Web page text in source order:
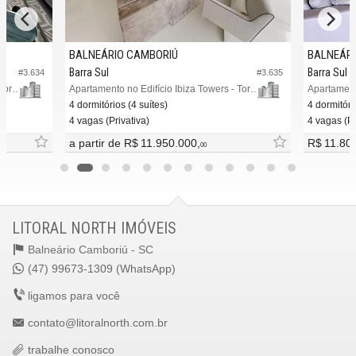
Av. Atlântica.
Barra Sul
Balneário Camboriú /SC
ver mapa abaixo
#3.634
Apartamento no Edifício Ibiza Towers - Torre Central
#3.635
BALNEÁRIO CAMBORIÚ
Barra Sul
Apartamento no Edifício Ibiza Towers - Torre Sul
4 dormitórios (4 suítes)
4 vagas (Privativa)
a partir de R$ 11.950.000, 00
Barra Sul
4
4 vagas
R$
LITORAL NORTH IMÓVEIS
Balneário Camboriú - SC
(47) 99673-1309 (WhatsApp)
ligamos para você
contato@litoralnorth.com.br
trabalhe conosco